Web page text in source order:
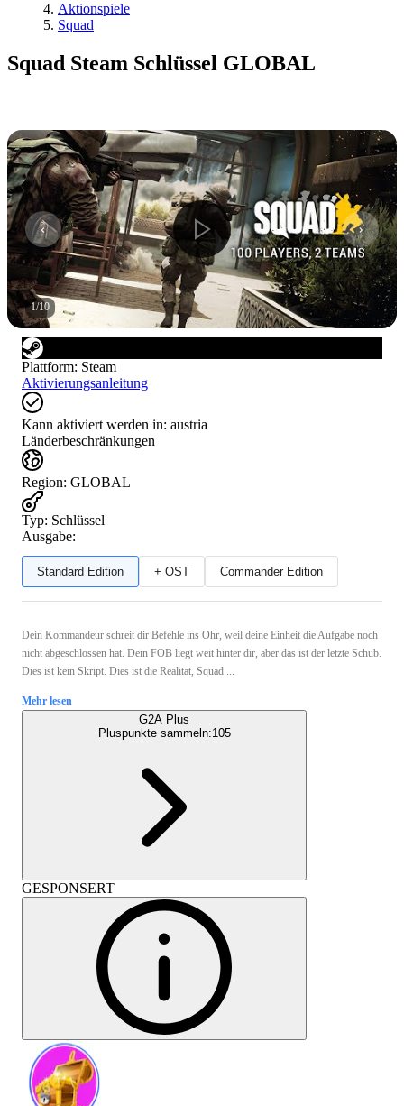
Aktionspiele
Squad
Squad Steam Schlüssel GLOBAL
1/10
Plattform: Steam
Aktivierungsanleitung
Kann aktiviert werden in: austria
Länderbeschränkungen
Region: GLOBAL
Typ: Schlüssel
Ausgabe:
Standard Edition + OST Commander Edition
Dein Kommandeur schreit dir Befehle ins Ohr, weil deine Einheit die Aufgabe noch
nicht abgeschlossen hat. Dein FOB liegt weit hinter dir, aber das ist der letzte Schub.
Dies ist kein Skript. Dies ist die Realität, Squad ...
Mehr lesen
G2A Plus
Pluspunkte sammeln:105
GESPONSERT